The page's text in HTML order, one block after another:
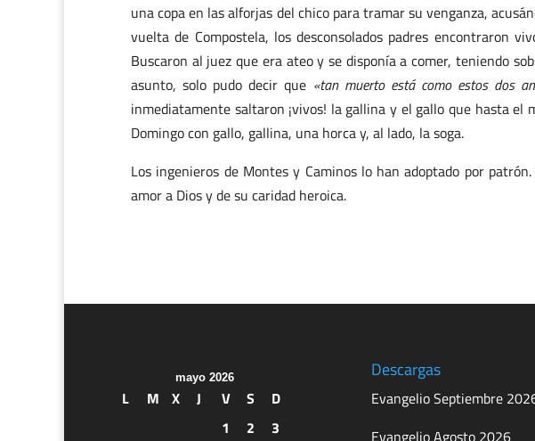
una copa en las alforjas del chico para tramar su venganza,
vuelta de Compostela, los desconsolados padres encontraron
Buscaron al juez que era ateo y se disponía a comer, teniendo
asunto, solo pudo decir que «tan muerto está como estos dos
inmediatamente saltaron ¡vivos! la gallina y el gallo que hasta el
Domingo con gallo, gallina, una horca y, al lado, la soga.
Los ingenieros de Montes y Caminos lo han adoptado por
amor a Dios y de su caridad heroica.
mayo 2026
L M X J V S
D
1
2 3
Descargas
Evangelio Septiembre
Evangelio Agosto 2026